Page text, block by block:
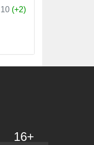
10 (+2)
16+